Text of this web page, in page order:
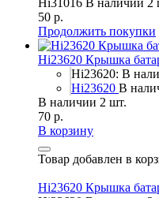
50 р.
Продолжить покупки
Hi23620 Крышка
Hi23620: В
Hi23620 В
В наличии 2 шт.
70 р.
В корзину
Товар добавлен в
Hi23620 Крышка